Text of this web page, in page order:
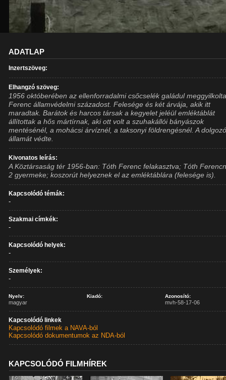
ADATLAP
Inzertszöveg:
Elhangzó szöveg:
1956 októberében az ellenforradalmi csőcselék galádul
Ferenc államvédelmi századost. Felesége és két árvája, akik itt
maradtak. Barátok és harcos társak a kegyelet jeléül emléktáblát
állítottak a hős mártírnak, aki ott volt a szuhakállói bányászok
mentésénél, a mohácsi árvíznél, a taksonyi földrengésnél. A
államát védte.
Kivonatos leírás:
A Köztársaság tér 1956-ban: Tóth Ferenc felakasztva; Tóth
2 gyermeke; koszorút helyeznek el az emléktáblára (felesége is).
Kapcsolódó témák:
-
Szakmai címkék:
-
Kapcsolódó helyek:
-
Személyek:
-
Nyelv:
magyar
Kiadó: Azonosító:
mvh-58-17-06
Kapcsolódó linkek
Kapcsolódó filmek a NAVA-ból
Kapcsolódó dokumentumok az NDA-ból
KAPCSOLÓDÓ FILMHÍREK